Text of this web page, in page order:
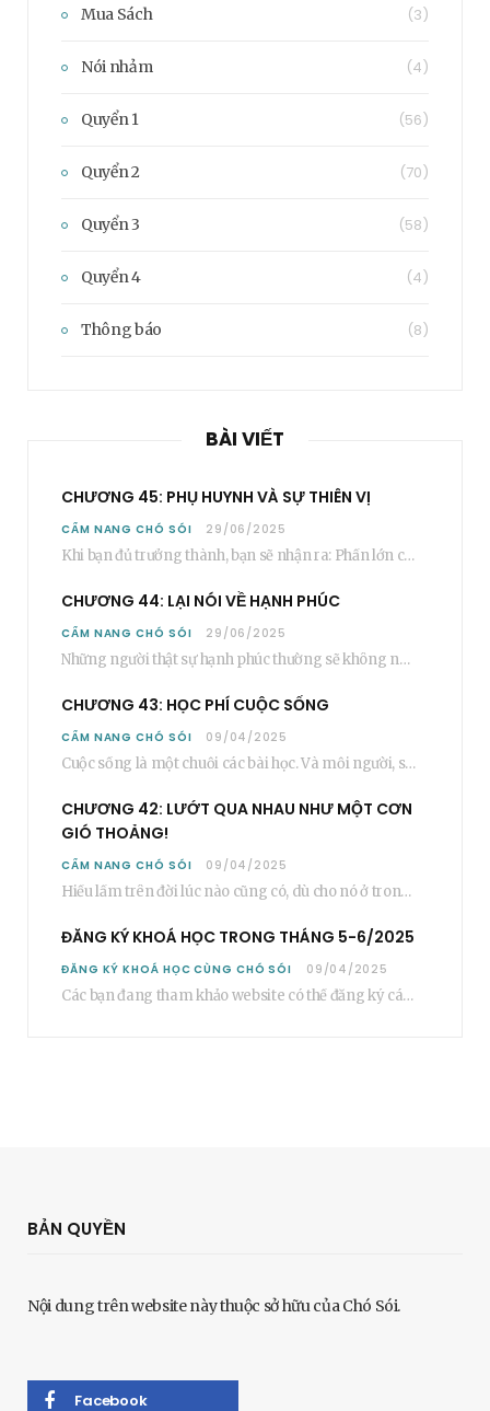
Mua Sách (3)
Nói nhảm (4)
Quyển 1 (56)
Quyển 2 (70)
Quyển 3 (58)
Quyển 4 (4)
Thông báo (8)
BÀI VIẾT
CHƯƠNG 45: PHỤ HUYNH VÀ SỰ THIÊN VỊ
CẨM NANG CHÓ SÓI 29/06/2025
Khi bạn đủ trưởng thành, bạn sẽ nhận ra: Phần lớn các bậc phụ huynh…
CHƯƠNG 44: LẠI NÓI VỀ HẠNH PHÚC
CẨM NANG CHÓ SÓI 29/06/2025
Những người thật sự hạnh phúc thường sẽ không nói cụ thể rằng bạn “phải”…
CHƯƠNG 43: HỌC PHÍ CUỘC SỐNG
CẨM NANG CHÓ SÓI 09/04/2025
Cuộc sống là một chuỗi các bài học. Và mỗi người, sẽ phải học rất…
CHƯƠNG 42: LƯỚT QUA NHAU NHƯ MỘT CƠN
GIÓ THOẢNG!
CẨM NANG CHÓ SÓI 09/04/2025
Hiểu lầm trên đời lúc nào cũng có, dù cho nó ở trong một mối…
ĐĂNG KÝ KHOÁ HỌC TRONG THÁNG 5-6/2025
ĐĂNG KÝ KHOÁ HỌC CÙNG CHÓ SÓI 09/04/2025
Các bạn đang tham khảo website có thể đăng ký các khoá học cơ bản…
BẢN QUYỀN
Nội dung trên website này thuộc sở hữu của Chó Sói.
Facebook